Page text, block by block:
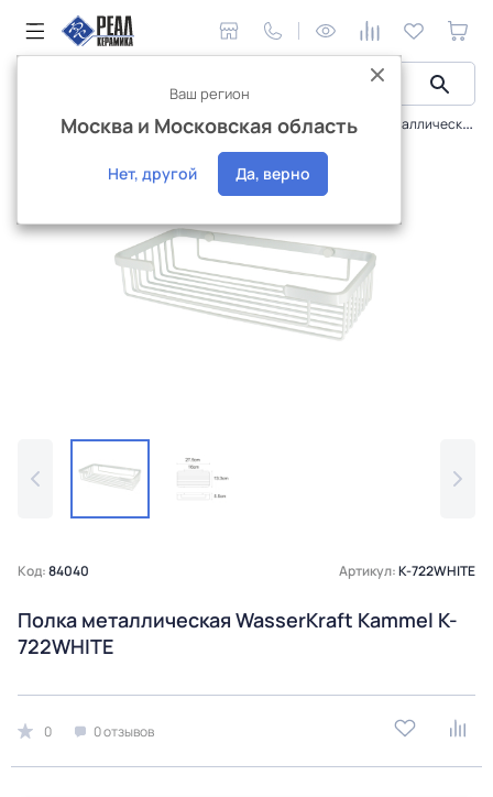
Сантехника и аксессуары Аксессуары Полка металлическая WasserKraft Kammel K-722WHITE
Интернет-магазин
Код:84040 Артикул:K-722WHITE
Полка металлическая WasserKraft Kammel K-
722WHITE
0 0 отзывов
Ваш регион
Москва и Московская область
Нет, другой Да, верно